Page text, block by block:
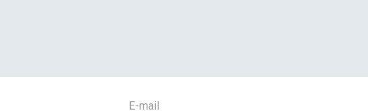
E-mail